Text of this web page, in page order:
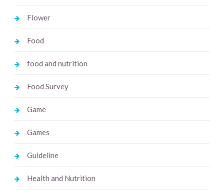
Flower
Food
food and nutrition
Food Survey
Game
Games
Guideline
Health and Nutrition